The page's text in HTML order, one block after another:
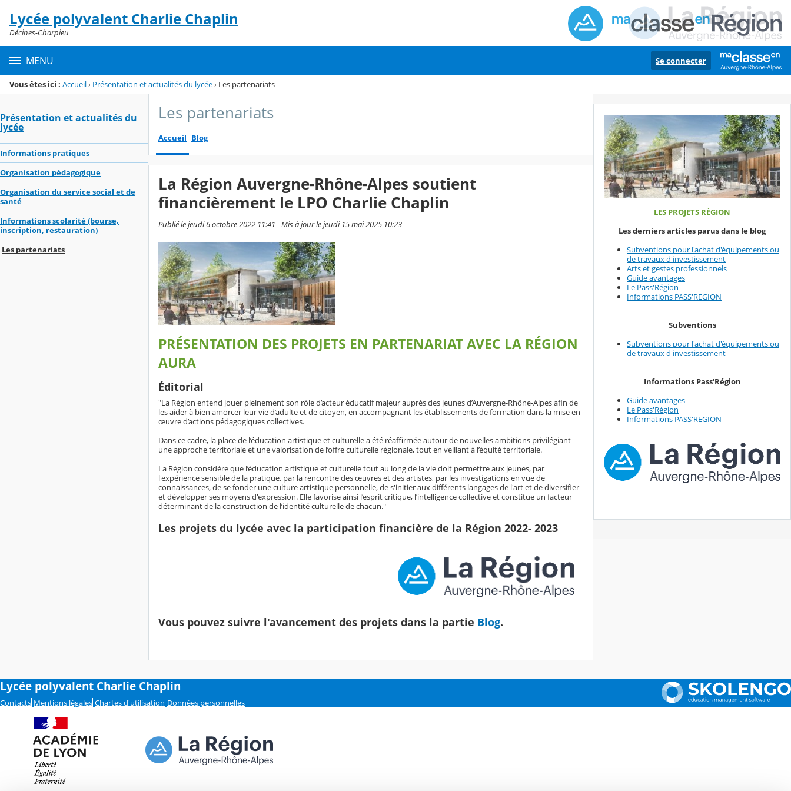
Menu de la rubrique
Contenu
Lycée polyvalent Charlie Chaplin
Décines-Charpieu
MENU Se connecter
Vous êtes ici : Accueil› Présentation et actualités du lycée› Les partenariats
Présentation et actualités du
lycée
Informations pratiques
Organisation pédagogique
Organisation du service social et de
santé
Informations scolarité (bourse,
inscription, restauration)
Les partenariats
Les partenariats
Accueil Blog
La Région Auvergne-Rhône-Alpes soutient
financièrement le LPO Charlie Chaplin
Publié le jeudi 6 octobre 2022 11:41 - Mis à jour le jeudi 15 mai 2025 10:23
PRÉSENTATION DES PROJETS EN PARTENARIAT AVEC LA RÉGION
AURA
Éditorial
"La Région entend jouer pleinement son rôle d’acteur éducatif majeur auprès des jeunes d’Auvergne-Rhône-Alpes afin de
les aider à bien amorcer leur vie d’adulte et de citoyen, en accompagnant les établissements de formation dans la mise en
œuvre d’actions pédagogiques collectives.
Dans ce cadre, la place de l’éducation artistique et culturelle a été réaffirmée autour de nouvelles ambitions privilégiant
une approche territoriale et une valorisation de l’offre culturelle régionale, tout en veillant à l’équité territoriale.
La Région considère que l’éducation artistique et culturelle tout au long de la vie doit permettre aux jeunes, par
l'expérience sensible de la pratique, par la rencontre des œuvres et des artistes, par les investigations en vue de
connaissances, de se fonder une culture artistique personnelle, de s'initier aux différents langages de l'art et de diversifier
et développer ses moyens d'expression. Elle favorise ainsi l’esprit critique, l’intelligence collective et constitue un facteur
déterminant de la construction de l’identité culturelle de chacun."
Les projets du lycée avec la participation financière de la Région 2022- 2023
Vous pouvez suivre l'avancement des projets dans la partie Blog.
LES PROJETS RÉGION
Les derniers articles parus dans le blog
Subventions pour l'achat d'équipements ou
de travaux d'investissement
Arts et gestes professionnels
Guide avantages
Le Pass'Région
Informations PASS'REGION
Subventions
Subventions pour l'achat d'équipements ou
de travaux d'investissement
Informations Pass'Région
Guide avantages
Le Pass'Région
Informations PASS'REGION
Lycée polyvalent Charlie Chaplin
Contacts Mentions légales Chartes d'utilisation Données personnelles